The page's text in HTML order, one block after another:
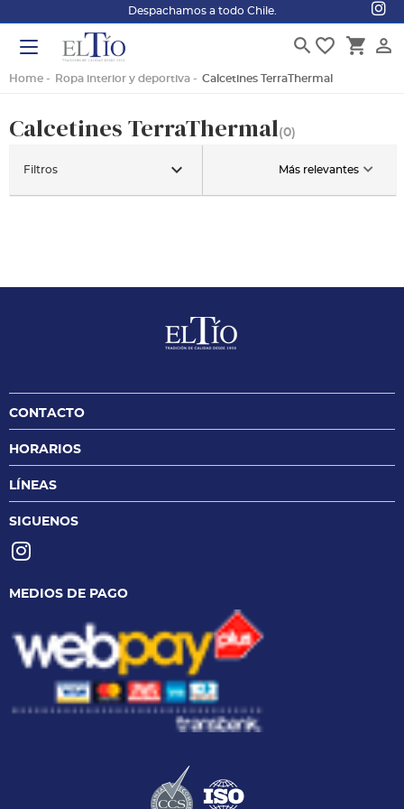
Despachamos a todo Chile.
person_outline
shopping_cart
favorite_border
search
Home Ropa interior y deportiva Calcetines TerraThermal
Calcetines TerraThermal(0)
Más relevantes
Filtros keyboard_arrow_down
CONTACTO
HORARIOS
LÍNEAS
SIGUENOS
MEDIOS DE PAGO